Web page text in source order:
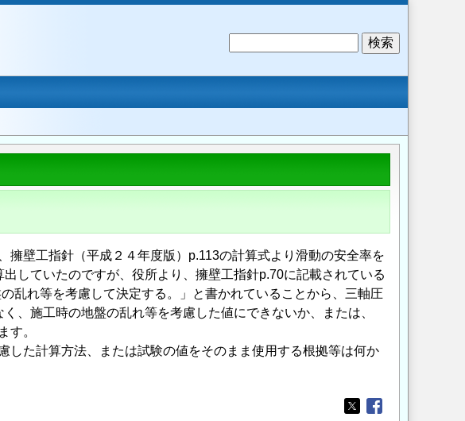
擁壁工指針（平成２４年度版）p.113の計算式より滑動の安全率を
していたのですが、役所より、擁壁工指針p.70に記載されている
乱れ等を考慮して決定する。」と書かれていることから、三軸圧
、施工時の地盤の乱れ等を考慮した値にできないか、または、
す。
した計算方法、または試験の値をそのまま使用する根拠等は何か
Opens in a new
Opens in a new